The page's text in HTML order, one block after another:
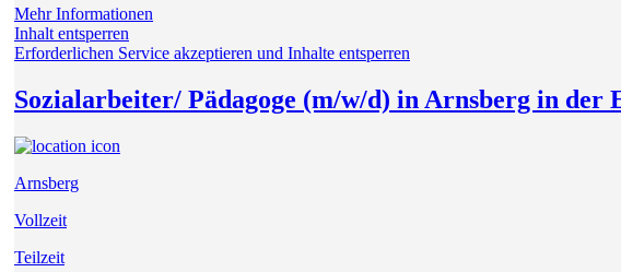
Mehr Informationen
Inhalt entsperren
Erforderlichen Service akzeptieren und Inhalte entsperren
Sozialarbeiter/ Pädagoge (m/w/d) in Arnsberg in der
Arnsberg
Vollzeit
Teilzeit